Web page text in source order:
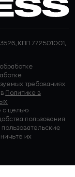
КПП 772501001,
требованиях
Политике в
с целью
пользования
их